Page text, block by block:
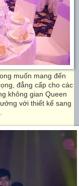
muốn mang đến
đẳng cấp cho các
không gian Queen
với thiết kế sang